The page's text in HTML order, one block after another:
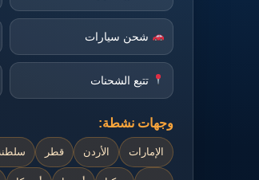
شحن سيارات
تتبع الشحنات
وجهات نشطة:
الإمارات الأردن قطر